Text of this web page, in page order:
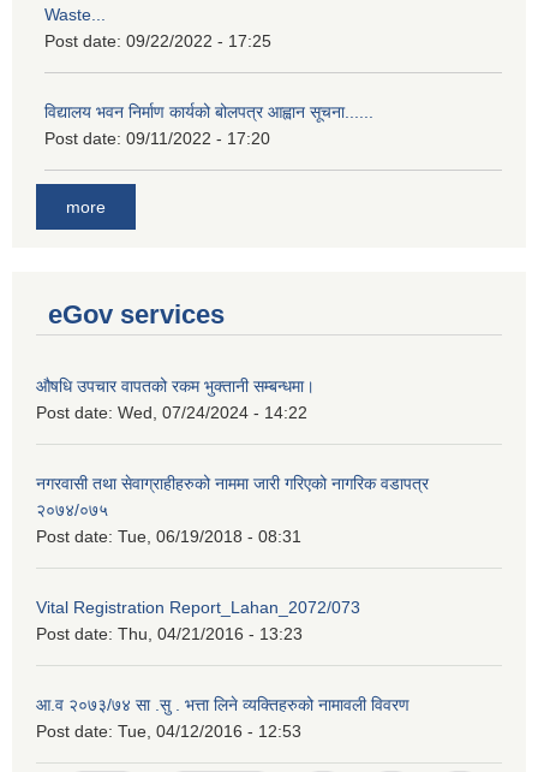
Waste...
Post date: 09/22/2022 - 17:25
विद्यालय भवन निर्माण कार्यको बोलपत्र आह्वान सूचना......
Post date: 09/11/2022 - 17:20
more
eGov services
औषधि उपचार वापतको रकम भुक्तानी सम्बन्धमा।
Post date: Wed, 07/24/2024 - 14:22
नगरवासी तथा सेवाग्राहीहरुको नाममा जारी गरिएको नागरिक वडापत्र
२०७४/०७५
Post date: Tue, 06/19/2018 - 08:31
Vital Registration Report_Lahan_2072/073
Post date: Thu, 04/21/2016 - 13:23
आ.व २०७३/७४ सा .सु . भत्ता लिने व्यक्तिहरुको नामावली विवरण
Post date: Tue, 04/12/2016 - 12:53